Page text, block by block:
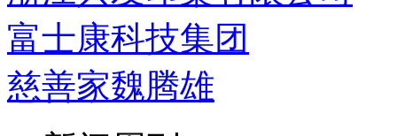
富士康科技集团
慈善家魏腾雄